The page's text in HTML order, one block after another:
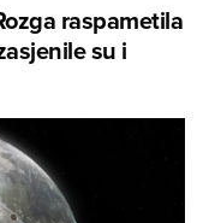
raspametila
su i